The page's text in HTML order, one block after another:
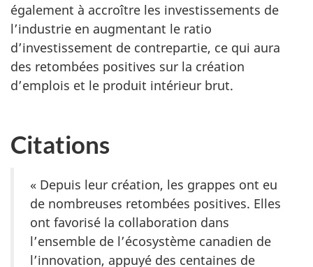
également à accroître les investissements de
l’industrie en augmentant le ratio
d’investissement de contrepartie, ce qui aura
des retombées positives sur la création
d’emplois et le produit intérieur brut.
Citations
« Depuis leur création, les grappes ont eu
de nombreuses retombées positives. Elles
ont favorisé la collaboration dans
l’ensemble de l’écosystème canadien de
l’innovation, appuyé des centaines de